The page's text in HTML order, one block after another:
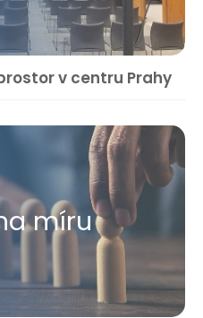
v centru Prahy
míru